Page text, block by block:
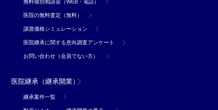
無料個別相談会（WEB・電話）
医院の無料査定（無料）
譲渡価格シミュレーション
医院継承に関する意向調査アンケート
お問い合わせ（会員でない方）
医院継承（継承開業）
継承案件一覧